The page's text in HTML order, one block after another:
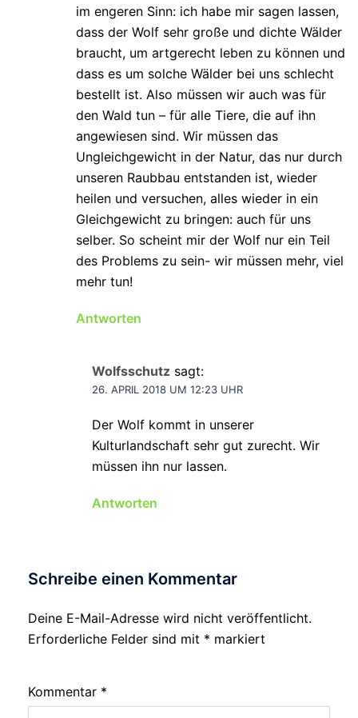
im engeren Sinn: ich habe mir sagen lassen,
dass der Wolf sehr große und dichte Wälder
braucht, um artgerecht leben zu können und
dass es um solche Wälder bei uns schlecht
bestellt ist. Also müssen wir auch was für
den Wald tun – für alle Tiere, die auf ihn
angewiesen sind. Wir müssen das
Ungleichgewicht in der Natur, das nur durch
unseren Raubbau entstanden ist, wieder
heilen und versuchen, alles wieder in ein
Gleichgewicht zu bringen: auch für uns
selber. So scheint mir der Wolf nur ein Teil
des Problems zu sein- wir müssen mehr, viel
mehr tun!
Antworten
Wolfsschutz sagt:
26. APRIL 2018 UM 12:23 UHR
Der Wolf kommt in unserer
Kulturlandschaft sehr gut zurecht. Wir
müssen ihn nur lassen.
Antworten
Schreibe einen Kommentar
Deine E-Mail-Adresse wird nicht veröffentlicht.
Erforderliche Felder sind mit * markiert
Kommentar *